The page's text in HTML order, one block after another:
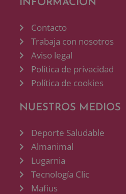
INFORMACIÓN
Contacto
Trabaja con nosotros
Aviso legal
Política de privacidad
Política de cookies
NUESTROS MEDIOS
Deporte Saludable
Almanimal
Lugarnia
Tecnología Clic
Mafius